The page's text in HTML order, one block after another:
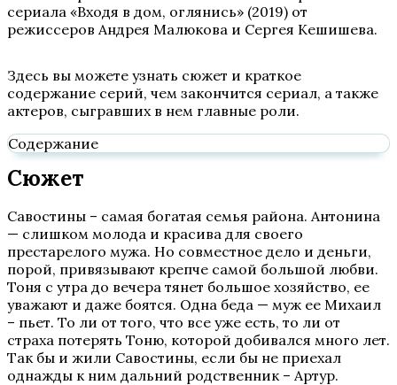
сериала «Входя в дом, оглянись» (2019) от
режиссеров Андрея Малюкова и Сергея Кешишева.
Здесь вы можете узнать сюжет и краткое
содержание серий, чем закончится сериал, а также
актеров, сыгравших в нем главные роли.
Содержание
Сюжет
Савостины – самая богатая семья района. Антонина
— слишком молода и красива для своего
престарелого мужа. Но совместное дело и деньги,
порой, привязывают крепче самой большой любви.
Тоня с утра до вечера тянет большое хозяйство, ее
уважают и даже боятся. Одна беда — муж ее Михаил
– пьет. То ли от того, что все уже есть, то ли от
страха потерять Тоню, которой добивался много лет.
Так бы и жили Савостины, если бы не приехал
однажды к ним дальний родственник – Артур.